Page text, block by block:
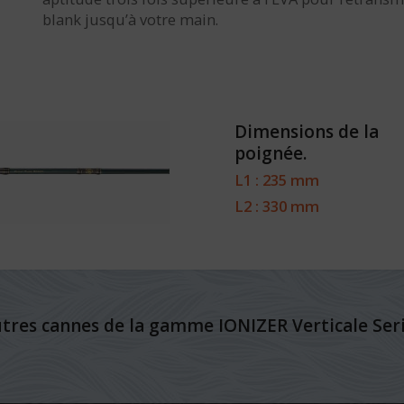
blank jusqu’à votre main.
Dimensions de la
poignée.
L1 : 235 mm
L2 : 330 mm
cannes de la gamme IONIZER Verticale